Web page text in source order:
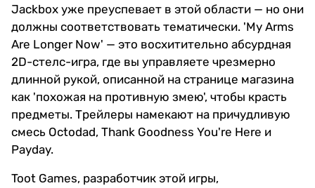
Jackbox уже преуспевает в этой области — но они
должны соответствовать тематически. 'My Arms
Are Longer Now' — это восхитительно абсурдная
2D-стелс-игра, где вы управляете чрезмерно
длинной рукой, описанной на странице магазина
как 'похожая на противную змею', чтобы красть
предметы. Трейлеры намекают на причудливую
смесь Octodad, Thank Goodness You're Here и
Payday.
Toot Games, разработчик этой игры,